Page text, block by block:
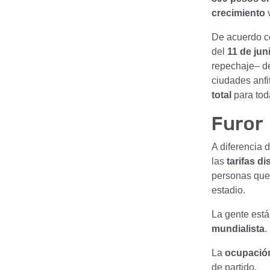
crecimiento
De acuerdo
del 11 de
repechaje–
ciudades
total para
Furor
A diferencia
las tarifas
personas
estadio.
La gente
mundialista.
La
de partido.